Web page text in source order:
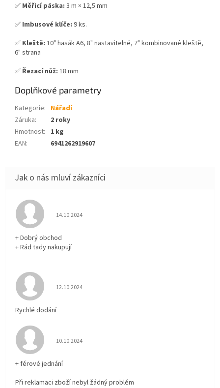
✅ Měřicí páska: 3 m × 12,5 mm
✅ Imbusové klíče: 9 ks.
✅ Kleště: 10" hasák A6, 8" nastavitelné, 7" kombinované kleště,
6" strana
✅ Řezací nůž: 18 mm
Doplňkové parametry
Kategorie: Nářadí
Záruka:
2 roky
Hmotnost:
1 kg
EAN: 6941262919607
Hodnocení obchodu je 5 z 5 hvězdiček.
14.10.2024
+ Dobrý obchod
+ Rád tady nakupují
Hodnocení obchodu je 5 z 5 hvězdiček.
12.10.2024
Rychlé dodání
Hodnocení obchodu je 5 z 5 hvězdiček.
10.10.2024
+ férové jednání
Při reklamaci zboží nebyl žádný problém